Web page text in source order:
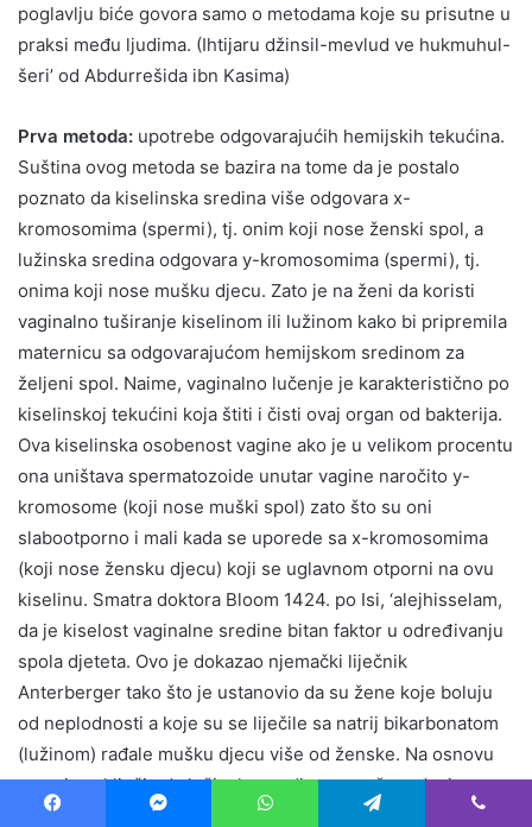
poglavlju biće govora samo o metodama koje su prisutne u
praksi među ljudima. (Ihtijaru džinsil-mevlud ve hukmuhul-
šeri’ od Abdurrešida ibn Kasima)
Prva metoda: upotrebe odgovarajućih hemijskih tekućina.
Suština ovog metoda se bazira na tome da je postalo
poznato da kiselinska sredina više odgovara x-
kromosomima (spermi), tj. onim koji nose ženski spol, a
lužinska sredina odgovara y-kromosomima (spermi), tj.
onima koji nose mušku djecu. Zato je na ženi da koristi
vaginalno tuširanje kiselinom ili lužinom kako bi pripremila
maternicu sa odgovarajućom hemijskom sredinom za
željeni spol. Naime, vaginalno lučenje je karakteristično po
kiselinskoj tekućini koja štiti i čisti ovaj organ od bakterija.
Ova kiselinska osobenost vagine ako je u velikom procentu
ona uništava spermatozoide unutar vagine naročito y-
kromosome (koji nose muški spol) zato što su oni
slabootporno i mali kada se uporede sa x-kromosomima
(koji nose žensku djecu) koji se uglavnom otporni na ovu
kiselinu. Smatra doktora Bloom 1424. po Isi, ‘alejhisselam,
da je kiselost vaginalne sredine bitan faktor u određivanju
spola djeteta. Ovo je dokazao njemački liječnik
Anterberger tako što je ustanovio da su žene koje boluju
od neplodnosti a koje su se liječile sa natrij bikarbonatom
(lužinom) rađale mušku djecu više od ženske. Na osnovu
ovog je zaključio da lužinska sredina pomaže rađanju
muškog spola za razliku od kiselinske sredine koja pomaže